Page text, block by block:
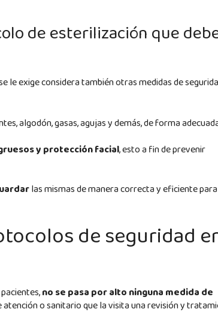
de esterilización que
le exige considera también otras medidas de
algodón, gasas, agujas y demás, de forma
y protección facial, esto a fin de prevenir
las mismas de manera correcta y eficiente
de seguridad
no se pasa por alto ninguna medida de
o sanitario que la visita una revisión y